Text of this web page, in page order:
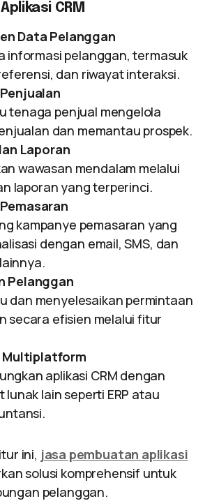
CRM
Data Pelanggan
informasi pelanggan, termasuk
dan riwayat interaksi.
tenaga penjual mengelola
dan memantau prospek.
Laporan
wawasan mendalam melalui
laporan yang terperinci.
kampanye pemasaran yang
dengan email, SMS, dan
Pelanggan
dan menyelesaikan permintaan
secara efisien melalui fitur
aplikasi CRM dengan
lunak lain seperti ERP atau
ini, jasa pembuatan aplikasi
solusi komprehensif untuk
pelanggan.